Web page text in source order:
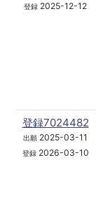
登録 2025-12-12
登録7024482
出願 2025-03-11
登録2026-03-10